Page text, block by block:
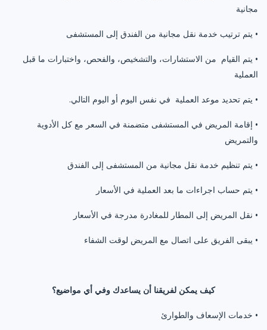
مجانية
• يتم ترتيب خدمة نقل مجانية من الفندق إلى المستشفى
• يتم القيام من الاستشارات، والتشخيص، والفحص، واختبارات ما قبل
العملية
• يتم تحديد موعد العملية في نفس اليوم أو اليوم التالي.
• إقامة المريض في المستشفى متضمنة في السعر مع كل الأدوية
والتمريض
• يتم تنظيم خدمة نقل مجانية من المستشفى إلى الفندق
• يتم حساب اجراءات ما بعد العملية في الأسعار
• نقل المريض إلى المطار للمغادرة مدرجة في الأسعار
• يبقى الفريق على اتصال مع المريض لوقت الشفاء
كيف يمكن لفريقنا أن يساعدك وفي أي مواضيع؟
• خدمات الإسعاف والطوارئ